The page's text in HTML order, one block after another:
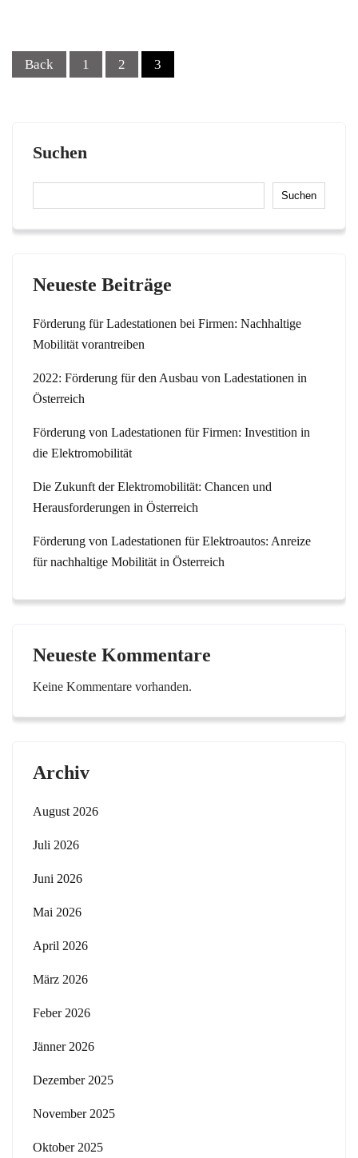
Posts
navigation
Back 1 2 3
Suchen
Suchen
Neueste Beiträge
Förderung für Ladestationen bei Firmen: Nachhaltige
Mobilität vorantreiben
2022: Förderung für den Ausbau von Ladestationen in
Österreich
Förderung von Ladestationen für Firmen: Investition in
die Elektromobilität
Die Zukunft der Elektromobilität: Chancen und
Herausforderungen in Österreich
Förderung von Ladestationen für Elektroautos: Anreize
für nachhaltige Mobilität in Österreich
Neueste Kommentare
Keine Kommentare vorhanden.
Archiv
August 2026
Juli 2026
Juni 2026
Mai 2026
April 2026
März 2026
Feber 2026
Jänner 2026
Dezember 2025
November 2025
Oktober 2025